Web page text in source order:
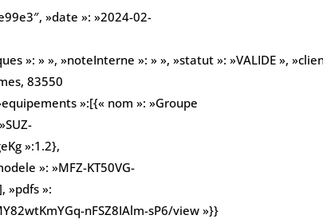
»date »: »2024-02-
»: » », »noteInterne »: » », »statut »: »VALIDE »,
83550
»:[{« nom »: »Groupe
»:1.2},
»: »MFZ-KT50VG-
»pdfs »:
nFSZ8IAlm-sP6/view »}}